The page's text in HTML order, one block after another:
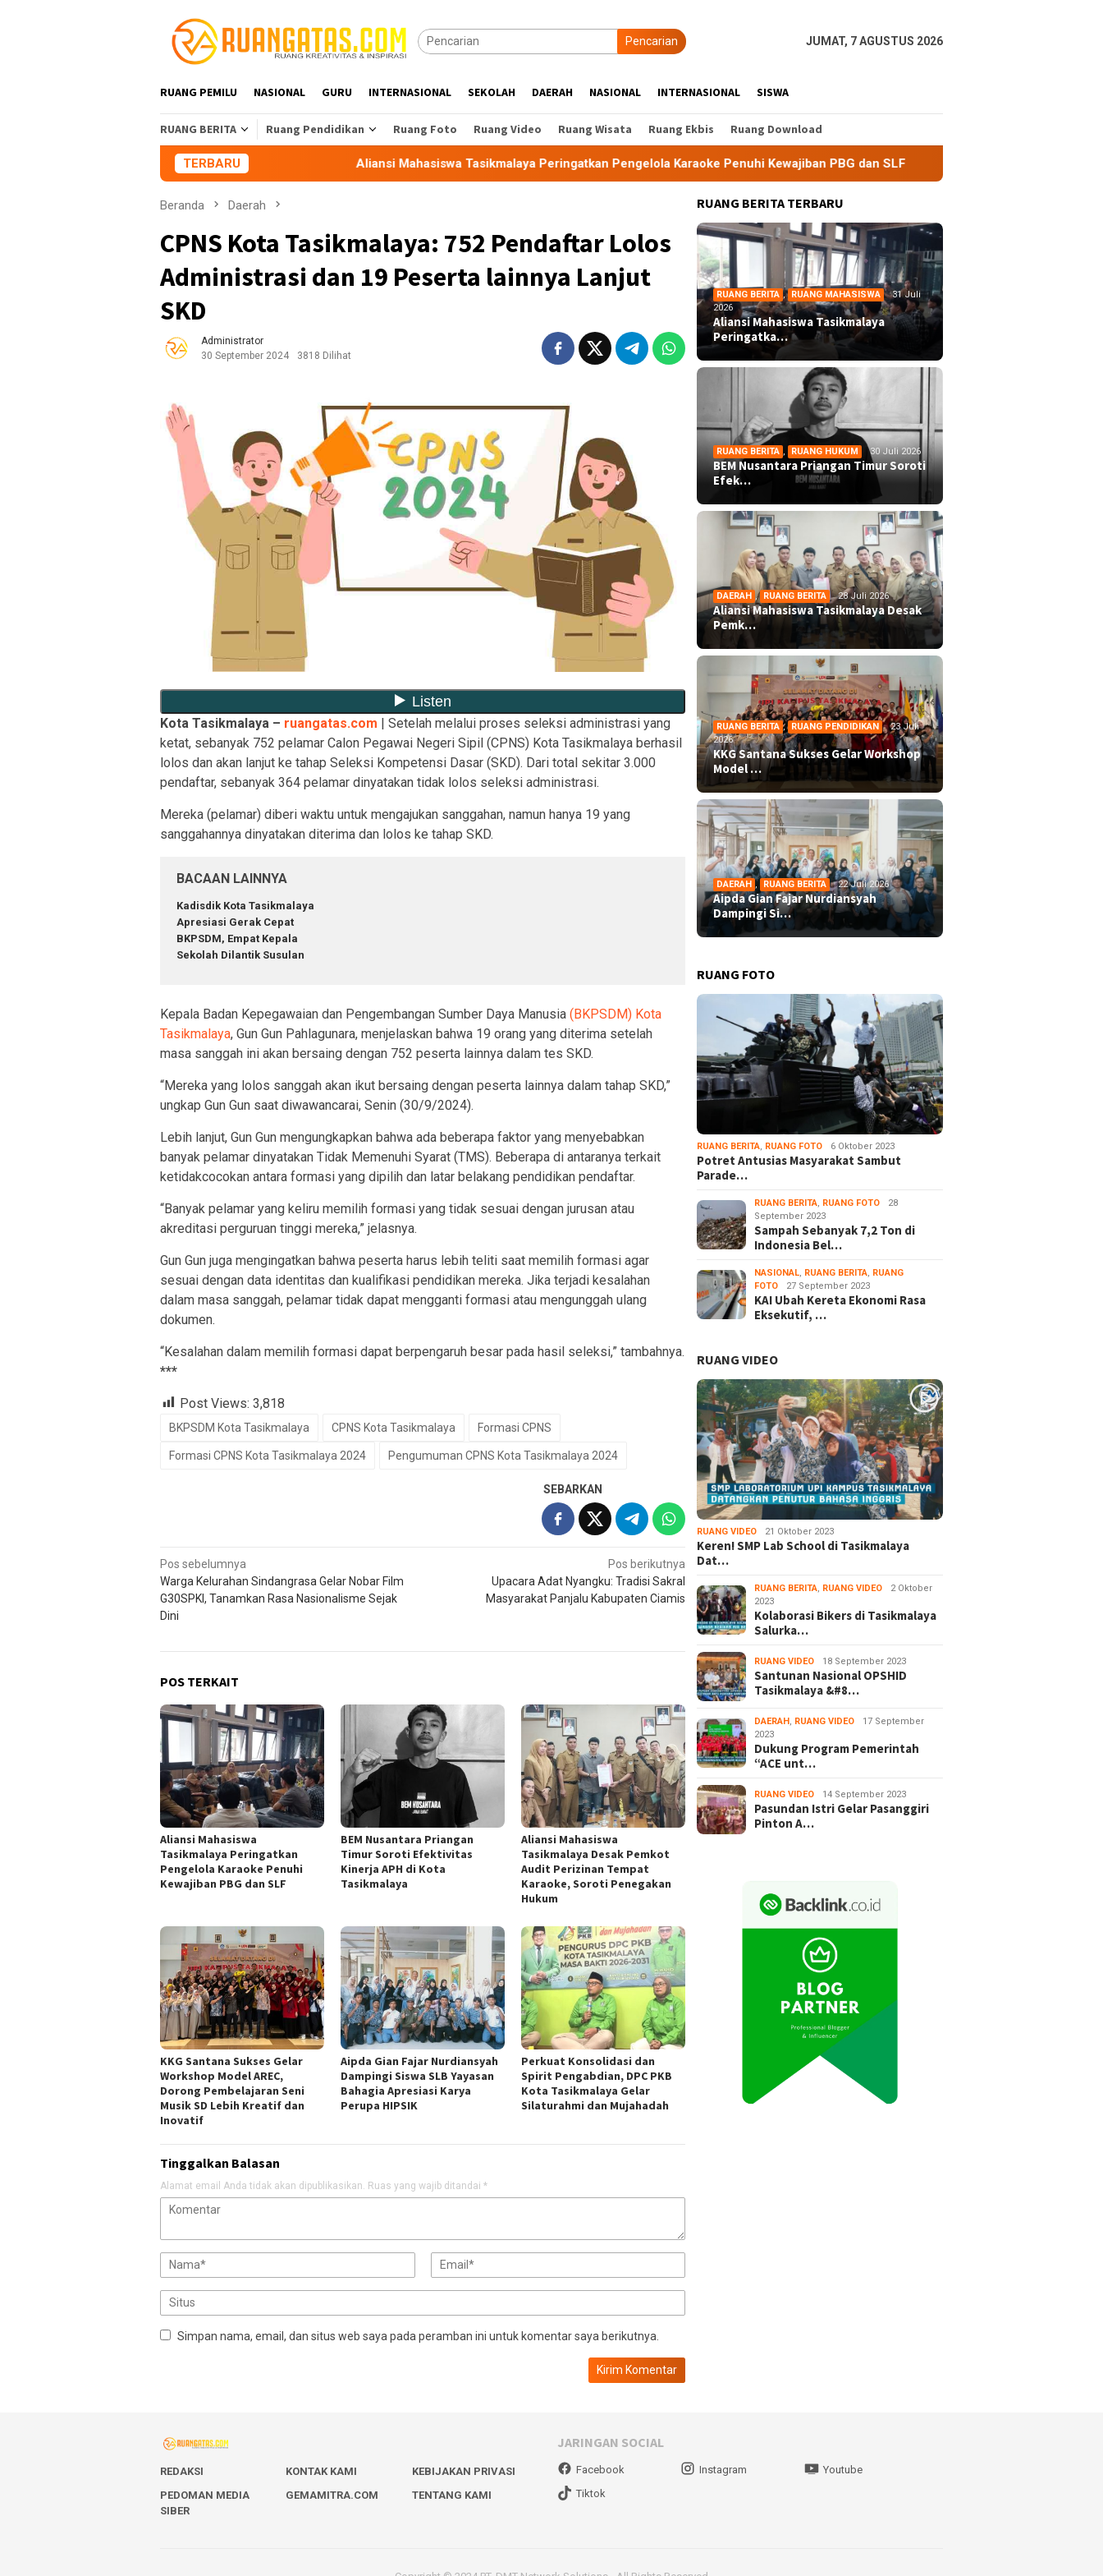
Pencarian JUMAT, 7 AGUSTUS 2026
RUANG PEMILU NASIONAL GURU INTERNASIONAL SEKOLAH DAERAH NASIONAL INTERNASIONAL SISWA
RUANG BERITA Ruang Pendidikan Ruang Foto Ruang Video Ruang Wisata Ruang Ekbis Ruang Download
TERBARU Aliansi Mahasiswa Tasikmalaya Peringatkan Pengelola Karaoke Penuhi Kewajiban PBG dan SLF BEM Nusantara Priangan Timur Soroti
Beranda Daerah
CPNS Kota Tasikmalaya: 752 Pendaftar Lolos
Administrasi dan 19 Peserta lainnya Lanjut
SKD
Administrator
30 September 2024
3818 Dilihat
Kota Tasikmalaya – ruangatas.com | Setelah melalui proses seleksi administrasi yang
ketat, sebanyak 752 pelamar Calon Pegawai Negeri Sipil (CPNS) Kota Tasikmalaya berhasil
lolos dan akan lanjut ke tahap Seleksi Kompetensi Dasar (SKD). Dari total sekitar 3.000
pendaftar, sebanyak 364 pelamar dinyatakan tidak lolos seleksi administrasi.
Mereka (pelamar) diberi waktu untuk mengajukan sanggahan, namun hanya 19 yang
sanggahannya dinyatakan diterima dan lolos ke tahap SKD.
BACAAN LAINNYA
Kadisdik Kota Tasikmalaya
Apresiasi Gerak Cepat
BKPSDM, Empat Kepala
Sekolah Dilantik Susulan
Kepala Badan Kepegawaian dan Pengembangan Sumber Daya Manusia (BKPSDM) Kota
Tasikmalaya, Gun Gun Pahlagunara, menjelaskan bahwa 19 orang yang diterima setelah
masa sanggah ini akan bersaing dengan 752 peserta lainnya dalam tes SKD.
“Mereka yang lolos sanggah akan ikut bersaing dengan peserta lainnya dalam tahap SKD,”
ungkap Gun Gun saat diwawancarai, Senin (30/9/2024).
Lebih lanjut, Gun Gun mengungkapkan bahwa ada beberapa faktor yang menyebabkan
banyak pelamar dinyatakan Tidak Memenuhi Syarat (TMS). Beberapa di antaranya terkait
ketidakcocokan antara formasi yang dipilih dan latar belakang pendidikan pendaftar.
“Banyak pelamar yang keliru memilih formasi yang tidak sesuai dengan jurusan atau
akreditasi perguruan tinggi mereka,” jelasnya.
Gun Gun juga mengingatkan bahwa peserta harus lebih teliti saat memilih formasi agar
sesuai dengan data identitas dan kualifikasi pendidikan mereka. Jika terjadi kesalahan
dalam masa sanggah, pelamar tidak dapat mengganti formasi atau mengunggah ulang
dokumen.
“Kesalahan dalam memilih formasi dapat berpengaruh besar pada hasil seleksi,” tambahnya.
***
Post Views: 3,818
BKPSDM Kota Tasikmalaya CPNS Kota Tasikmalaya Formasi CPNS
Formasi CPNS Kota Tasikmalaya 2024 Pengumuman CPNS Kota Tasikmalaya 2024
SEBARKAN
Navigasi
pos
Pos sebelumnya
Warga Kelurahan Sindangrasa Gelar Nobar Film
G30SPKI, Tanamkan Rasa Nasionalisme Sejak
Dini
Pos berikutnya
Upacara Adat Nyangku: Tradisi Sakral
Masyarakat Panjalu Kabupaten Ciamis
POS TERKAIT
Aliansi Mahasiswa
Tasikmalaya Peringatkan
Pengelola Karaoke Penuhi
Kewajiban PBG dan SLF
BEM Nusantara Priangan
Timur Soroti Efektivitas
Kinerja APH di Kota
Tasikmalaya
Aliansi Mahasiswa
Tasikmalaya Desak Pemkot
Audit Perizinan Tempat
Karaoke, Soroti Penegakan
Hukum
KKG Santana Sukses Gelar
Workshop Model AREC,
Dorong Pembelajaran Seni
Musik SD Lebih Kreatif dan
Inovatif
Aipda Gian Fajar Nurdiansyah
Dampingi Siswa SLB Yayasan
Bahagia Apresiasi Karya
Perupa HIPSIK
Perkuat Konsolidasi dan
Spirit Pengabdian, DPC PKB
Kota Tasikmalaya Gelar
Silaturahmi dan Mujahadah
Tinggalkan Balasan
Alamat email Anda tidak akan dipublikasikan. Ruas yang wajib ditandai *
Simpan nama, email, dan situs web saya pada peramban ini untuk komentar saya berikutnya.
RUANG BERITA TERBARU
RUANG BERITA , RUANG MAHASISWA
31 Juli
2026
Aliansi Mahasiswa Tasikmalaya
Peringatka…
RUANG BERITA , RUANG HUKUM 30 Juli 2026
BEM Nusantara Priangan Timur Soroti
Efek…
DAERAH , RUANG BERITA 28 Juli 2026
Aliansi Mahasiswa Tasikmalaya Desak
Pemk…
RUANG BERITA , RUANG PENDIDIKAN
23 Juli
2026
KKG Santana Sukses Gelar Workshop
Model …
DAERAH , RUANG BERITA 22 Juli 2026
Aipda Gian Fajar Nurdiansyah
Dampingi Si…
RUANG FOTO
RUANG BERITA, RUANG FOTO 6 Oktober 2023
Potret Antusias Masyarakat Sambut
Parade…
RUANG BERITA, RUANG FOTO
28
September 2023
Sampah Sebanyak 7,2 Ton di
Indonesia Bel…
NASIONAL, RUANG BERITA, RUANG
FOTO
27 September 2023
KAI Ubah Kereta Ekonomi Rasa
Eksekutif, …
RUANG VIDEO
RUANG VIDEO 21 Oktober 2023
Keren! SMP Lab School di Tasikmalaya
Dat…
RUANG BERITA, RUANG VIDEO
2 Oktober
2023
Kolaborasi Bikers di Tasikmalaya
Salurka…
RUANG VIDEO 18 September 2023
Santunan Nasional OPSHID
Tasikmalaya &#8…
DAERAH , RUANG VIDEO
17 September
2023
Dukung Program Pemerintah
“ACE unt…
RUANG VIDEO 14 September 2023
Pasundan Istri Gelar Pasanggiri
Pinton A…
REDAKSI KONTAK KAMI
KEBIJAKAN PRIVASI
PEDOMAN MEDIA
SIBER
GEMAMITRA.COM TENTANG KAMI
JARINGAN SOCIAL
Facebook Instagram
Youtube
Tiktok